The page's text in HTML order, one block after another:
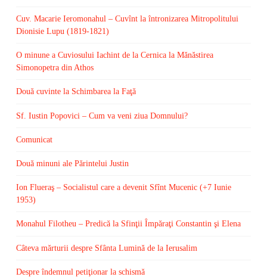
Cuv. Macarie Ieromonahul – Cuvînt la întronizarea Mitropolitului
Dionisie Lupu (1819-1821)
O minune a Cuviosului Iachint de la Cernica la Mănăstirea
Simonopetra din Athos
Două cuvinte la Schimbarea la Faţă
Sf. Iustin Popovici – Cum va veni ziua Domnului?
Comunicat
Două minuni ale Părintelui Justin
Ion Flueraş – Socialistul care a devenit Sfînt Mucenic (+7 Iunie
1953)
Monahul Filotheu – Predică la Sfinţii Împăraţi Constantin şi Elena
Câteva mărturii despre Sfânta Lumină de la Ierusalim
Despre îndemnul petiţionar la schismă